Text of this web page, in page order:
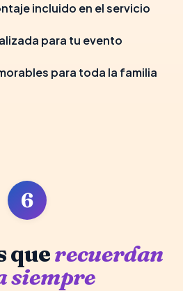
incluido en el servicio
para tu evento
para toda la familia
6
querecuerdan
siempre